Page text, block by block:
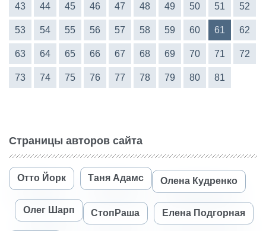
43 44 45 46 47 48 49 50 51 52
53 54 55 56 57 58 59 60 61 62
63 64 65 66 67 68 69 70 71 72
73 74 75 76 77 78 79 80 81
Страницы авторов сайта
Отто Йорк Таня Адамс Олена Кудренко
Олег Шарп СтопРаша Елена Подгорная